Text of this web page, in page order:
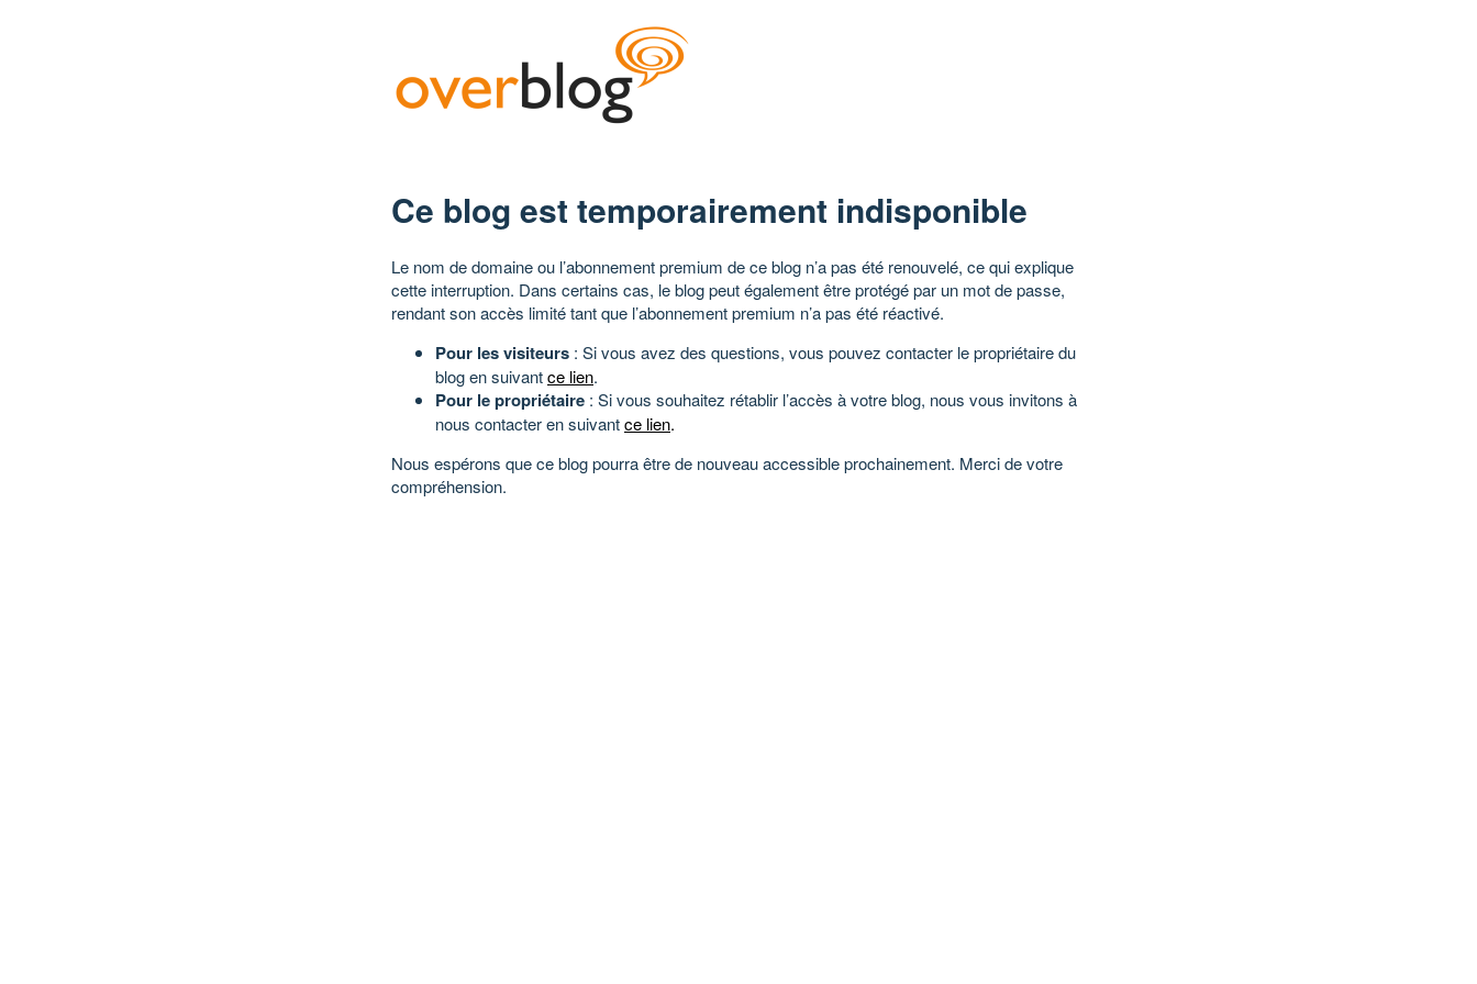
Ce blog est temporairement indisponible
Le nom de domaine ou l’abonnement premium de ce blog n’a pas été renouvelé, ce qui explique
cette interruption. Dans certains cas, le blog peut également être protégé par un mot de passe,
rendant son accès limité tant que l’abonnement premium n’a pas été réactivé.
Pour les visiteurs : Si vous avez des questions, vous pouvez contacter le propriétaire du
blog en suivantce lien.
Pour le propriétaire : Si vous souhaitez rétablir l’accès à votre blog, nous vous invitons à
nous contacter en suivantce lien.
Nous espérons que ce blog pourra être de nouveau accessible prochainement. Merci de votre
compréhension.